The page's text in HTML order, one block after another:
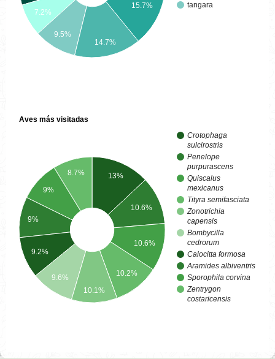
tangara
15.7%
7.2%
9.5%
14.7%
Aves más visitadas
Crotophaga
sulcirostris
Penelope
purpurascens
Quiscalus
mexicanus
Tityra semifasciata
Zonotrichia
capensis
Bombycilla
cedrorum
Calocitta formosa
Aramides albiventris
Sporophila corvina
Zentrygon
costaricensis
13%
10.6%
10.6%
10.2%
8.7%
9%
9%
9.2%
9.6%
10.1%